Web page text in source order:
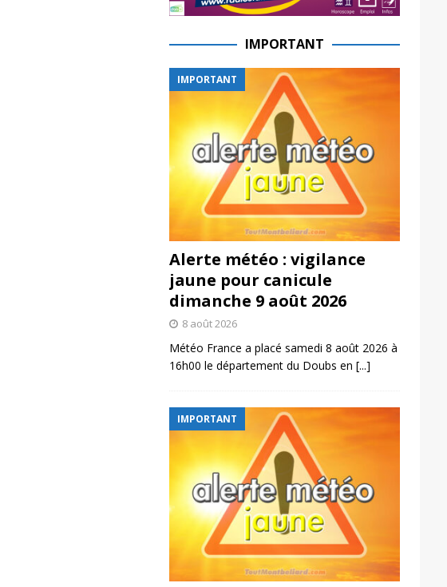
IMPORTANT
IMPORTANT
Alerte météo : vigilance
jaune pour canicule
dimanche 9 août 2026
8 août 2026
Météo France a placé samedi 8 août 2026 à
16h00 le département du Doubs en [...]
IMPORTANT